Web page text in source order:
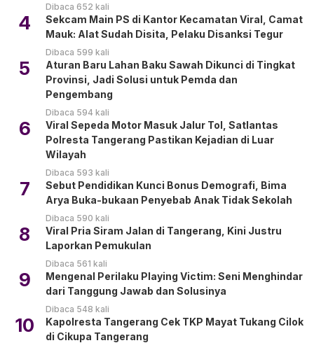
Dibaca 652 kali
4
Sekcam Main PS di Kantor Kecamatan Viral, Camat
Mauk: Alat Sudah Disita, Pelaku Disanksi Tegur
Dibaca 599 kali
5
Aturan Baru Lahan Baku Sawah Dikunci di Tingkat
Provinsi, Jadi Solusi untuk Pemda dan
Pengembang
Dibaca 594 kali
6
Viral Sepeda Motor Masuk Jalur Tol, Satlantas
Polresta Tangerang Pastikan Kejadian di Luar
Wilayah
Dibaca 593 kali
7
Sebut Pendidikan Kunci Bonus Demografi, Bima
Arya Buka-bukaan Penyebab Anak Tidak Sekolah
Dibaca 590 kali
8
Viral Pria Siram Jalan di Tangerang, Kini Justru
Laporkan Pemukulan
Dibaca 561 kali
9
Mengenal Perilaku Playing Victim: Seni Menghindar
dari Tanggung Jawab dan Solusinya
Dibaca 548 kali
10
Kapolresta Tangerang Cek TKP Mayat Tukang Cilok
di Cikupa Tangerang